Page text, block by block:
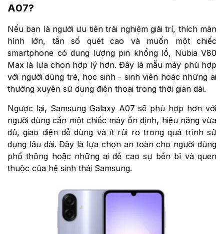
A07?
Nếu bạn là người ưu tiên trải nghiệm giải trí, thích màn
hình lớn, tần số quét cao và muốn một chiếc
smartphone có dung lượng pin khổng lồ, Nubia V80
Max là lựa chọn hợp lý hơn. Đây là mẫu máy phù hợp
với người dùng trẻ, học sinh - sinh viên hoặc những ai
thường xuyên sử dụng điện thoại trong thời gian dài.
Ngược lại, Samsung Galaxy A07 sẽ phù hợp hơn với
người dùng cần một chiếc máy ổn định, hiệu năng vừa
đủ, giao diện dễ dùng và ít rủi ro trong quá trình sử
dụng lâu dài. Đây là lựa chọn an toàn cho người dùng
phổ thông hoặc những ai đề cao sự bền bỉ và quen
thuộc của hệ sinh thái Samsung.